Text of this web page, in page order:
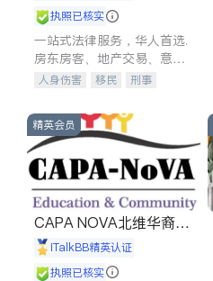
执照已核实
一站式法律服务，华人首选.
房东房客、地产交易、意外
伤害、车祸重伤、商业诉
建筑合同、刑事案件全包办
人身伤害 移民
刑事
信托/遗嘱
商业
索赔
律师-其它 保释
精英会员
CAPA NOVA北维华裔家
长会iTalkBB精英认证
执照已核实